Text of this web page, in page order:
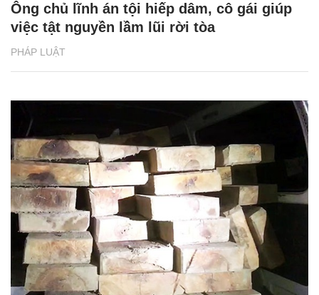
PHÁP LUẬT
Ông chủ lĩnh án tội hiếp dâm, cô gái giúp
việc tật nguyền lầm lũi rời tòa